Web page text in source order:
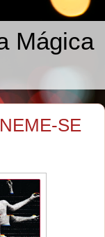
Mágica
SE